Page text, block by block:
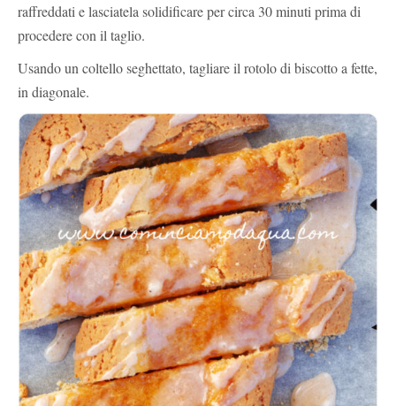
raffreddati e lasciatela solidificare per circa 30 minuti prima di
procedere con il taglio.
Usando un coltello seghettato, tagliare il rotolo di biscotto a fette,
in diagonale.